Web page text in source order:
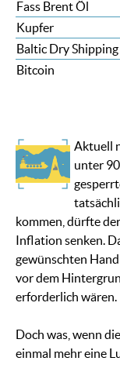
Fass Brent Öl
Kupfer
Baltic Dry Shipping
Bitcoin
Aktuell
unter
kommen, dürfte
Inflation senken.
gewünschten
vor dem
erforderlich wären.
Doch was, wenn
einmal mehr eine